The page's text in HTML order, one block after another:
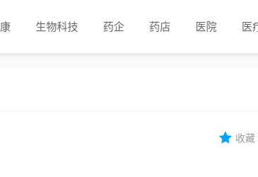
生物科技 药企 药店 医院 医
收藏